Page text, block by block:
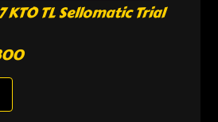
KTO TL Sellomatic Trial